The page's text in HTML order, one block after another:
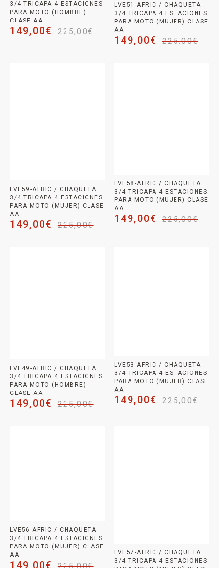
3/4 TRICAPA 4 ESTACIONES
PARA MOTO (HOMBRE)
CLASE AA
225,00€
149,00€
LVE51-AFRIC / CHAQUETA
3/4 TRICAPA 4 ESTACIONES
PARA MOTO (MUJER) CLASE
AA
225,00€
149,00€
LVE59-AFRIC / CHAQUETA
3/4 TRICAPA 4 ESTACIONES
PARA MOTO (MUJER) CLASE
AA
225,00€
149,00€
LVE58-AFRIC / CHAQUETA
3/4 TRICAPA 4 ESTACIONES
PARA MOTO (MUJER) CLASE
AA
225,00€
149,00€
LVE49-AFRIC / CHAQUETA
3/4 TRICAPA 4 ESTACIONES
PARA MOTO (HOMBRE)
CLASE AA
225,00€
149,00€
LVE53-AFRIC / CHAQUETA
3/4 TRICAPA 4 ESTACIONES
PARA MOTO (MUJER) CLASE
AA
225,00€
149,00€
LVE56-AFRIC / CHAQUETA
3/4 TRICAPA 4 ESTACIONES
PARA MOTO (MUJER) CLASE
AA
225,00€
149,00€
LVE57-AFRIC / CHAQUETA
3/4 TRICAPA 4 ESTACIONES